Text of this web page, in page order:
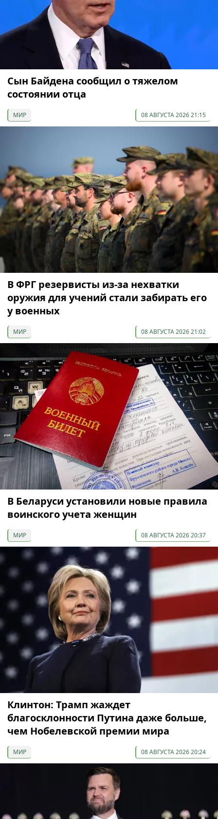
Сын Байдена сообщил о тяжелом
состоянии отца
МИР 08 АВГУСТА 2026 21:15
В ФРГ резервисты из-за нехватки
оружия для учений стали забирать его
у военных
МИР 08 АВГУСТА 2026 21:02
В Беларуси установили новые правила
воинского учета женщин
МИР 08 АВГУСТА 2026 20:37
Клинтон: Трамп жаждет
благосклонности Путина даже больше,
чем Нобелевской премии мира
МИР 08 АВГУСТА 2026 20:24